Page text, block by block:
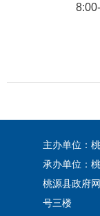
8:00-12:00
主办单位：
承办单位：
桃源县政府
号三楼